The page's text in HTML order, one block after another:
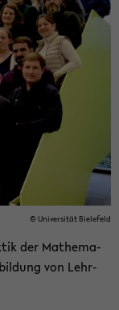
© Uni­ver­si­tät Bie­le­feld
der Ma­the­ma­
von Lehr­